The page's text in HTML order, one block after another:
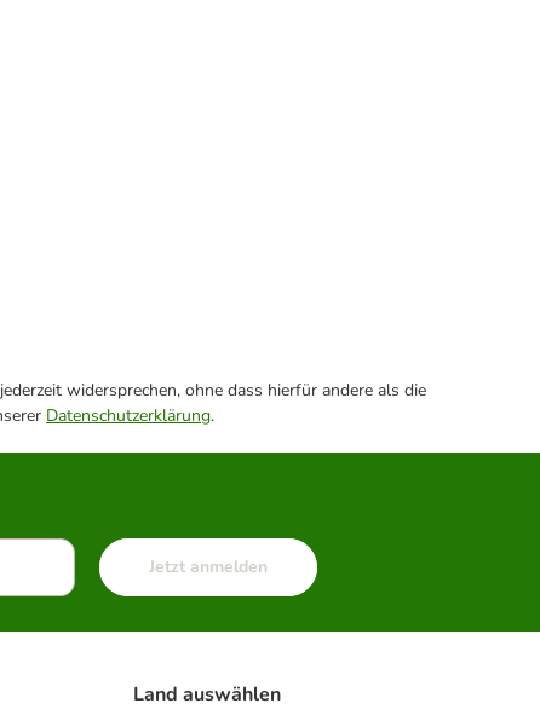
widersprechen, ohne dass hierfür andere als die
Datenschutzerklärung.
Jetzt anmelden
Land auswählen